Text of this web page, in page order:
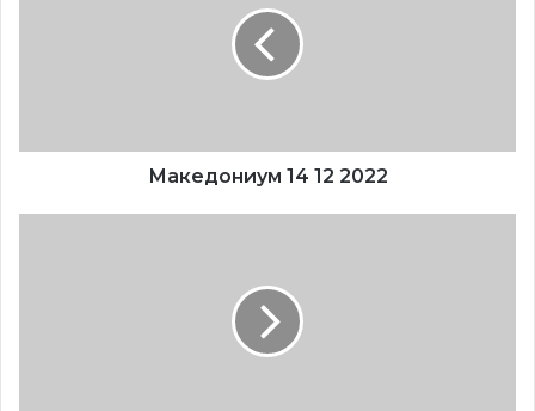
првата седница на Националниот совет, на која што за
претседател повторно е избран Борче Величковски.
дополнителна енергија но и голема обврска за
сите оние активности кои не очекуваат во
наредниот период, во образованието, културата,
Македониум 14 12 2022